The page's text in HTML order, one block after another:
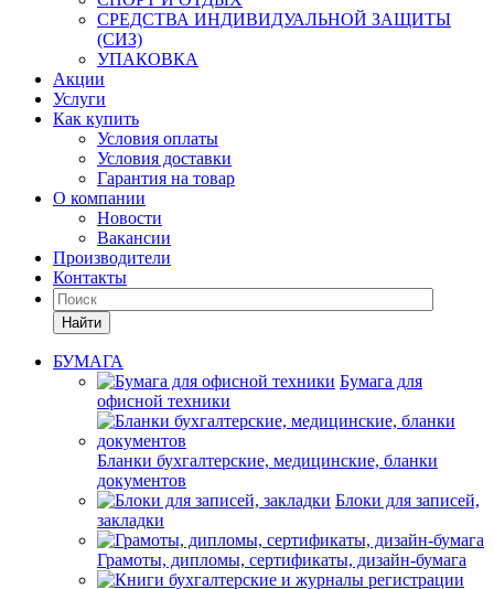
СРЕДСТВА ИНДИВИДУАЛЬНОЙ ЗАЩИТЫ
(СИЗ)
УПАКОВКА
Акции
Услуги
Как купить
Условия оплаты
Условия доставки
Гарантия на товар
О компании
Новости
Вакансии
Производители
Контакты
Найти
БУМАГА
Бумага для
офисной техники
Бланки бухгалтерские, медицинские, бланки
документов
Блоки для записей,
закладки
Грамоты, дипломы, сертификаты, дизайн-бумага